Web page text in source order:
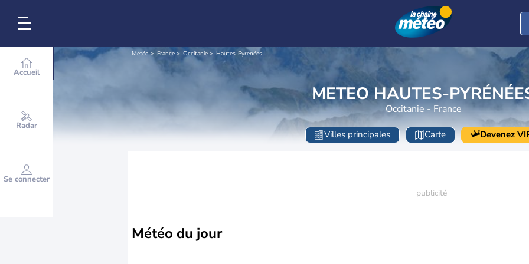
Accueil
Radar
Se connecter
Météo France Occitanie Hautes-Pyrénées
METEO HAUTES-
Occitanie - France
Villes principales Carte Devenez
Météo du jour